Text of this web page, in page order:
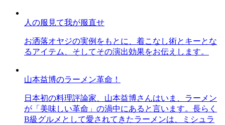
人の服見て我が服直せ
お洒落オヤジの実例をもとに、着こなし術とキーとな
るアイテム、そしてその演出効果をお伝えします。
山本益博のラーメン革命！
日本初の料理評論家、山本益博さんはいま、ラーメン
が「美味しい革命」の渦中にあると言います。長らく
B級グルメとして愛されてきたラーメンは、ミシュラ